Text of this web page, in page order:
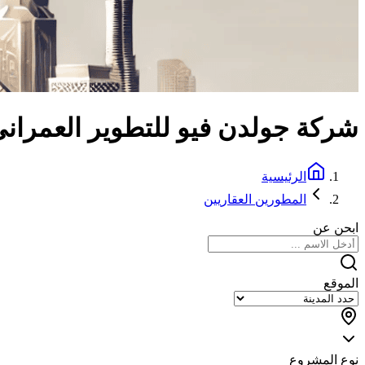
شركة جولدن فيو للتطوير
الرئيسية
المطورين العقاريين
ابحن عن
الموقع
نوع المشروع